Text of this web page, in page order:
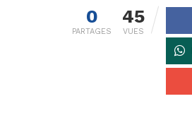
0
PARTAGES
45
VUES